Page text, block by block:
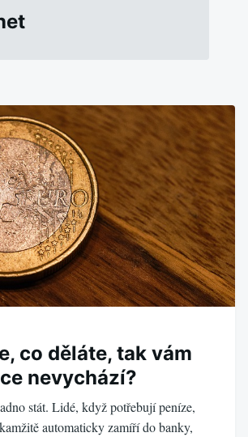
co děláte, tak vám
nevychází?
stát. Lidé, když potřebují peníze,
automaticky zamíří do banky,